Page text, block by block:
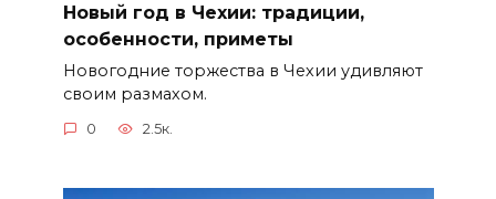
Новый год в Чехии: традиции,
особенности, приметы
Новогодние торжества в Чехии удивляют
своим размахом.
0 2.5к.